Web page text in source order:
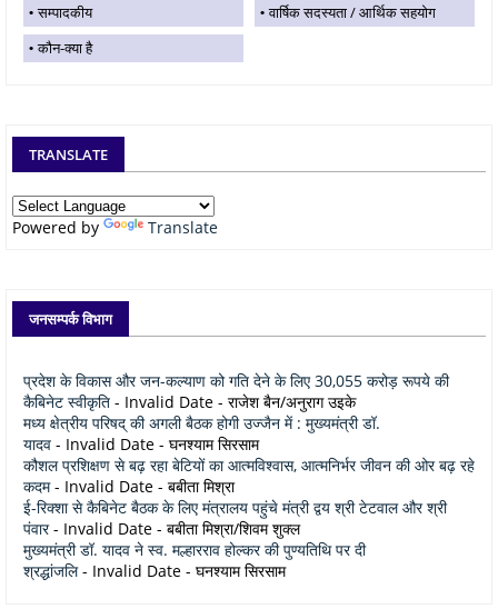
सम्पादकीय
वार्षिक सदस्यता / आर्थिक सहयोग
कौन-क्या है
TRANSLATE
Powered by Translate
जनसम्पर्क विभाग
प्रदेश के विकास और जन-कल्याण को गति देने के लिए 30,055 करोड़ रूपये की
कैबिनेट स्वीकृति - Invalid Date - राजेश बैन/अनुराग उइके
मध्य क्षेत्रीय परिषद् की अगली बैठक होगी उज्जैन में : मुख्यमंत्री डॉ.
यादव - Invalid Date - घनश्याम सिरसाम
कौशल प्रशिक्षण से बढ़ रहा बेटियों का आत्मविश्वास, आत्मनिर्भर जीवन की ओर बढ़ रहे
कदम- Invalid Date - बबीता मिश्रा
ई-रिक्शा से कैबिनेट बैठक के लिए मंत्रालय पहुंचे मंत्री द्वय श्री टेटवाल और श्री
पंवार- Invalid Date - बबीता मिश्रा/शिवम शुक्ल
मुख्यमंत्री डॉ. यादव ने स्व. मल्हारराव होल्कर की पुण्यतिथि पर दी
श्रद्धांजलि- Invalid Date - घनश्याम सिरसाम